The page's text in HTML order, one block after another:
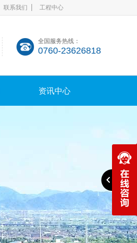
联系我们 工程中心
全国服务热线：
0760-23626818
资讯中心